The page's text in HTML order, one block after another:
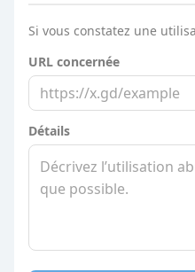
Si vous constatez une
URL concernée
Détails